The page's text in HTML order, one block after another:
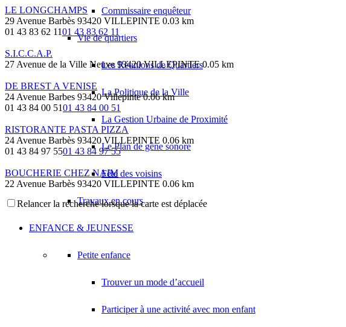
Commissaire enquêteur
Vie de quartiers
Les Réunions de Quartiers
La Politique de la Ville
La Gestion Urbaine de Proximité
Le Plan de gêne sonore
Fête des voisins
Travaux en cours
ENFANCE & JEUNESSE
Petite enfance
Trouver un mode d’accueil
Participer à une activité avec mon enfant
LE LONGCHAMPS
29 Avenue Barbès 93420 VILLEPINTE 0.03 km
01 43 83 62 1101 43 83 62 11
S.I.C.C.A.P.
27 Avenue de la Ville Neuve 93420 VILLEPINTE 0.05 km
DE BREST A VENISE
24 Avenue Barbes 93420 Villepinte 0.06 km
01 43 84 00 5101 43 84 00 51
RISTORANTE PASTA PIZZA
24 Avenue Barbès 93420 VILLEPINTE 0.06 km
01 43 84 97 5501 43 84 97 55
BOUCHERIE CHEZ NAIM
22 Avenue Barbès 93420 VILLEPINTE 0.06 km
CHURRASQUEIRA NOVA ESTRELA
09 73 15 30 3709 73 15 30 37
20 Avenue Barbes 93420 VILLEPINTE
20 Avenue Barbès 93420 VILLEPINTE
0.07 km
06 32 43 68 09
Relancer la recherche lorsque la carte est déplacée